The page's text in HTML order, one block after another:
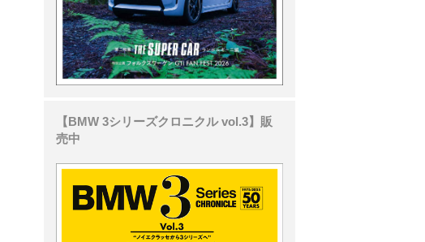
【BMW 3シリーズクロニクル vol.3】販
売中